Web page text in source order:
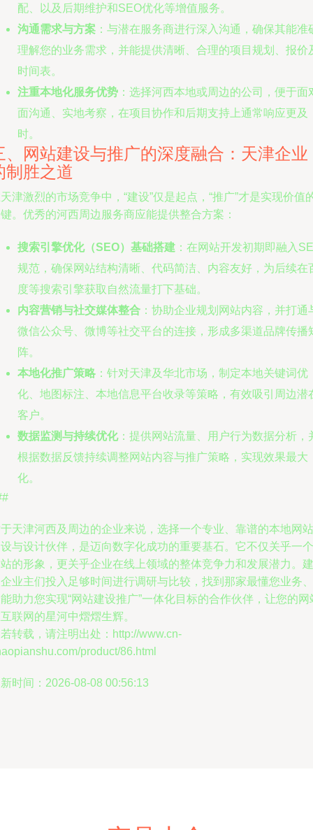
配、以及后期维护和SEO优化等增值服务。
沟通需求与方案 ：与潜在服务商进行深入沟通，确保其能准
理解您的业务需求，并能提供清晰、合理的项目规划、报价
时间表。
注重本地化服务优势 ：选择河西本地或周边的公司，便于面
面沟通、实地考察，在项目协作和后期支持上通常响应更及
时。
、网站建设与推广的深度融合：天津企业
制胜之道
津激烈的市场竞争中，“建设”仅是起点，“推广”才是实现价值
。优秀的河西周边服务商应能提供整合方案：
搜索引擎优化（SEO）基础搭建 ：在网站开发初期即融入
规范，确保网站结构清晰、代码简洁、内容友好，为后续在
度等搜索引擎获取自然流量打下基础。
内容营销与社交媒体整合 ：协助企业规划网站内容，并打通
微信公众号、微博等社交平台的连接，形成多渠道品牌传播
阵。
本地化推广策略 ：针对天津及华北市场，制定本地关键词优
化、地图标注、本地信息平台收录等策略，有效吸引周边潜
客户。
数据监测与持续优化：提供网站流量、用户行为数据分析，
根据数据反馈持续调整网站内容与推广策略，实现效果最大
化。
天津河西及周边的企业来说，选择一个专业、靠谱的本地网站
与设计伙伴，是迈向数字化成功的重要基石。它不仅关乎一个
的形象，更关乎企业在线上领域的整体竞争力和发展潜力。建
业主们投入足够时间进行调研与比较，找到那家最懂您业务、
助力您实现“网站建设推广”一体化目标的合作伙伴，让您的网
联网的星河中熠熠生辉。
转载，请注明出处：http://www.cn-
product/86.html
时间：2026-08-08 00:56:13